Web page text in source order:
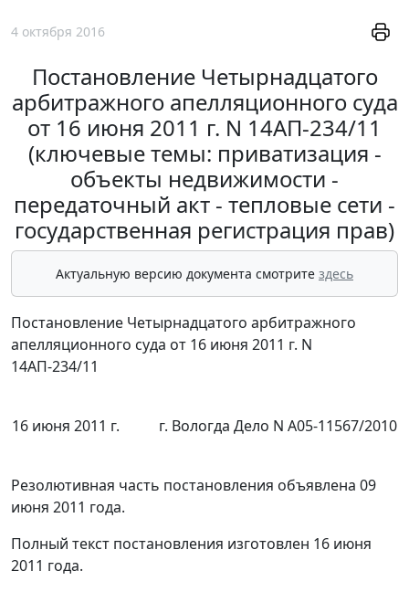
4 октября 2016
Постановление Четырнадцатого
арбитражного апелляционного суда
от 16 июня 2011 г. N 14АП-234/11
(ключевые темы: приватизация -
объекты недвижимости -
передаточный акт - тепловые сети -
государственная регистрация прав)
Актуальную версию документа смотрите здесь
Постановление Четырнадцатого арбитражного
апелляционного суда от 16 июня 2011 г. N
14АП-234/11
16 июня 2011 г. г. Вологда Дело N А05-11567/2010
Резолютивная часть постановления объявлена 09
июня 2011 года.
Полный текст постановления изготовлен 16 июня
2011 года.